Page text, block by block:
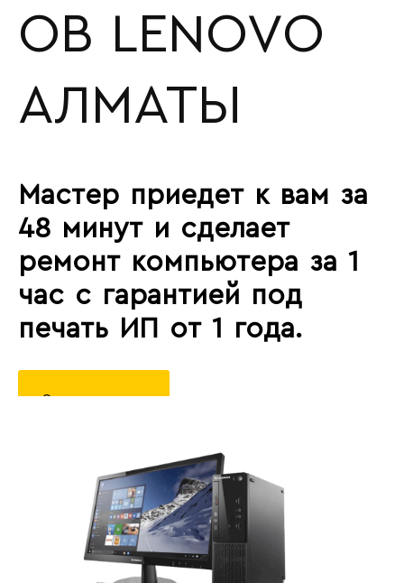
ОВ LENOVO
АЛМАТЫ
Мастер приедет к вам за
48 минут и сделает
ремонт компьютера за 1
час с гарантией под
печать ИП от 1 года.
Оставить заявку